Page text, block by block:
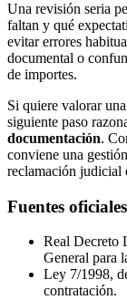
Una revisión seria
faltan y qué
evitar errores
documental o
de importes.
Si quiere valorar
siguiente paso
documentación.
conviene una
reclamación judicial
Fuentes
Real Decreto
General para
Ley 7/1998,
contratación.